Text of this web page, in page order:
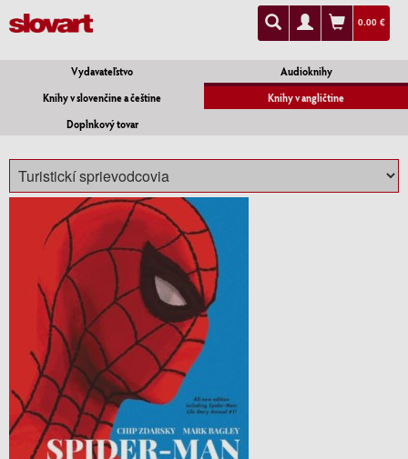
0.00 €
Vydavateľstvo
Audioknihy
Knihy v slovenčine a češtine
Knihy v angličtine
Doplnkový tovar